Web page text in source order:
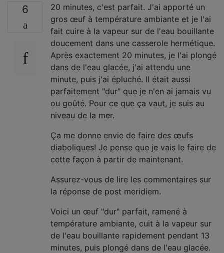
6
20 minutes, c'est parfait. J'ai apporté un
gros œuf à température ambiante et je l'ai
fait cuire à la vapeur sur de l'eau bouillante
doucement dans une casserole hermétique.
Après exactement 20 minutes, je l'ai plongé
dans de l'eau glacée, j'ai attendu une
minute, puis j'ai épluché. Il était aussi
parfaitement "dur" que je n'en ai jamais vu
ou goûté. Pour ce que ça vaut, je suis au
niveau de la mer.
Ça me donne envie de faire des œufs
diaboliques! Je pense que je vais le faire de
cette façon à partir de maintenant.
Assurez-vous de lire les commentaires sur
la réponse de post meridiem.
Voici un œuf "dur" parfait, ramené à
température ambiante, cuit à la vapeur sur
de l'eau bouillante rapidement pendant 13
minutes, puis plongé dans de l'eau glacée.